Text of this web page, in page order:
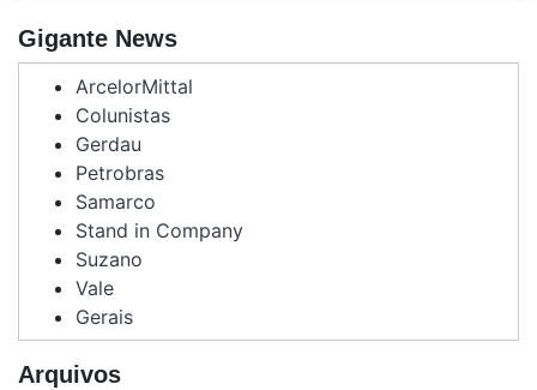
Gigante News
ArcelorMittal
Colunistas
Gerdau
Petrobras
Samarco
Stand in Company
Suzano
Vale
Gerais
Arquivos